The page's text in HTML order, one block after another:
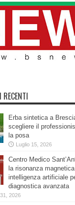
Erba sintetica a
scegliere il
la posa
Luglio 15, 2026
Centro Medico
la risonanza
intelligenza artificiale
diagnostica avanzata
2026